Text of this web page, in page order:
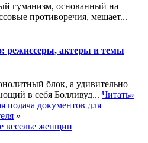
гуманизм, основанный на
противоречия, мешает...
режиссеры, актеры и темы
блок, а удивительно
в себя Болливуд... Читать»
подача документов для
»
женщин